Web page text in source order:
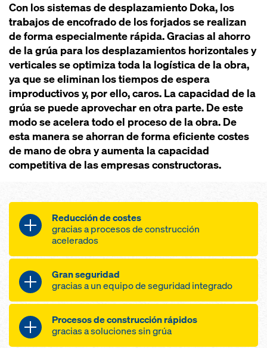
Con los sistemas de desplazamiento Doka, los
trabajos de encofrado de los forjados se realizan
de forma especialmente rápida. Gracias al ahorro
de la grúa para los desplazamientos horizontales y
verticales se optimiza toda la logística de la obra,
ya que se eliminan los tiempos de espera
improductivos y, por ello, caros. La capacidad de la
grúa se puede aprovechar en otra parte. De este
modo se acelera todo el proceso de la obra. De
esta manera se ahorran de forma eficiente costes
de mano de obra y aumenta la capacidad
competitiva de las empresas constructoras.
Reducción de costes
gracias a procesos de construcción
acelerados
posicionado rápido y sencillo de
las mesas con pocas maniobras
m² con una sola persona
desplazamiento vertical sin grúa
Gran seguridad
gracias a un equipo de seguridad integrado
trabajo ergonómico y seguro
desplazando las unidades desde el
Procesos de construcción rápidos
gracias a soluciones sin grúa